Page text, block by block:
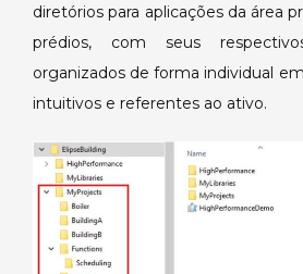
diretórios para aplicações da área
prédios, com seus
organizados de forma individual
intuitivos e referentes ao ativo.